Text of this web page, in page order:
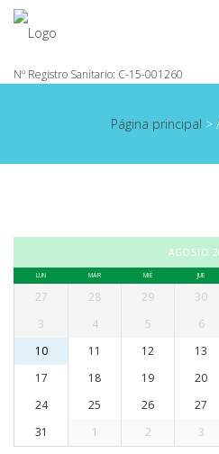
Página principal >
AGOSTO
LUN MAR MIÉ JUE
27 28 29 30
3
4 5 6
10
11 12 13
17
18 19 20
24
25 26 27
31
1 2 3